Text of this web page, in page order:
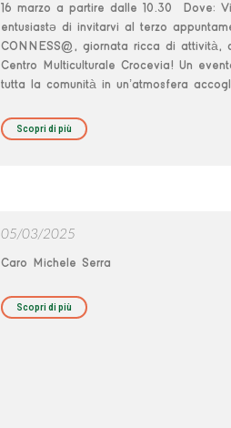
16 marzo a partire dalle 10.30 Dove:
entusiastə di invitarvi al terzo
CONNESS@, giornata ricca di attività,
Centro Multiculturale Crocevia! Un
tutta la comunità in un’atmosfera
Scopri di più
05/03/2025
Caro Michele Serra
Scopri di più